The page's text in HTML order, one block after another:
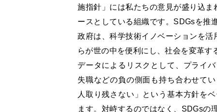
施指針」には私たちの意見が盛り込
ースとしている組織です。SDGsを推
政府は、科学技術イノベーションを
らが世の中を便利にし、社会を変革
データによるリスクとして、プライ
失職などの負の側面も持ち合わせて
人取り残さない」という基本方針を
ます。対峙するのではなく、SDGsの